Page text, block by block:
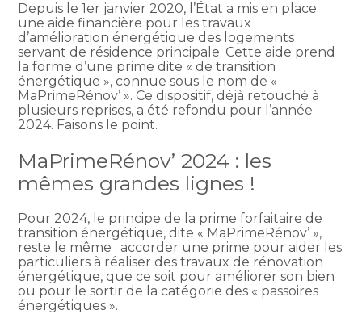
Depuis le 1er janvier 2020, l’État a mis en place
une aide financière pour les travaux
d’amélioration énergétique des logements
servant de résidence principale. Cette aide prend
la forme d’une prime dite « de transition
énergétique », connue sous le nom de «
MaPrimeRénov’ ». Ce dispositif, déjà retouché à
plusieurs reprises, a été refondu pour l’année
2024. Faisons le point.
MaPrimeRénov’ 2024 : les
mêmes grandes lignes !
Pour 2024, le principe de la prime forfaitaire de
transition énergétique, dite « MaPrimeRénov’ »,
reste le même : accorder une prime pour aider les
particuliers à réaliser des travaux de rénovation
énergétique, que ce soit pour améliorer son bien
ou pour le sortir de la catégorie des « passoires
énergétiques ».